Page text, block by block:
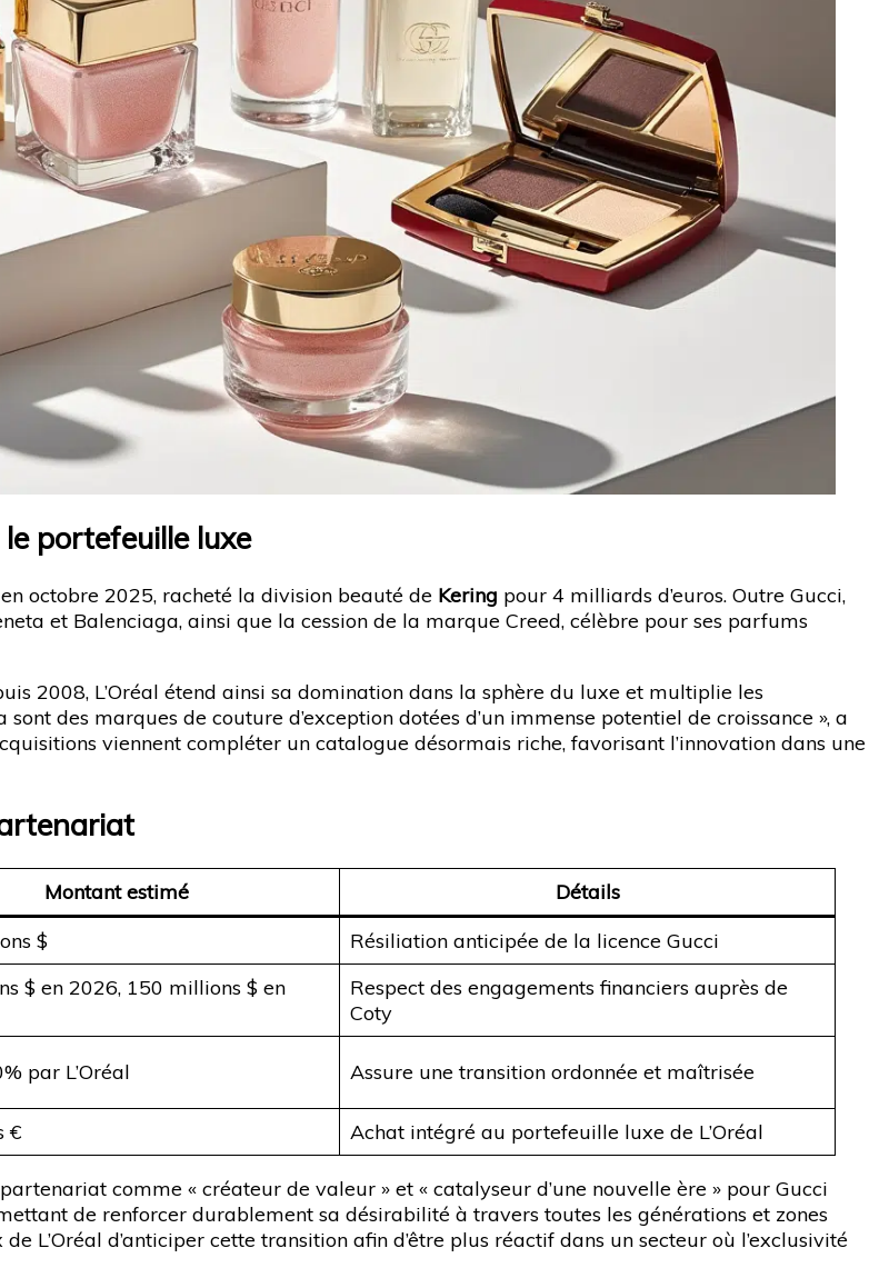
portefeuille luxe
octobre 2025, racheté la division beauté de Kering pour 4 milliards d’euros. Outre Gucci,
et Balenciaga, ainsi que la cession de la marque Creed, célèbre pour ses parfums
2008, L’Oréal étend ainsi sa domination dans la sphère du luxe et multiplie les
des marques de couture d’exception dotées d’un immense potentiel de croissance », a
viennent compléter un catalogue désormais riche, favorisant l’innovation dans une
Montant estimé
Détails
$ Résiliation anticipée de la licence Gucci
$ en 2026, 150 millions $ en
Respect des engagements financiers auprès de
Coty
par L’Oréal Assure une transition ordonnée et maîtrisée
€ Achat intégré au portefeuille luxe de L’Oréal
comme « créateur de valeur » et « catalyseur d’une nouvelle ère » pour Gucci
de renforcer durablement sa désirabilité à travers toutes les générations et zones
L’Oréal d’anticiper cette transition afin d’être plus réactif dans un secteur où l’exclusivité